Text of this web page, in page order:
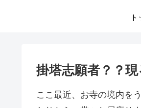
掛塔志願者？？現
ここ最近、お寺の境内を